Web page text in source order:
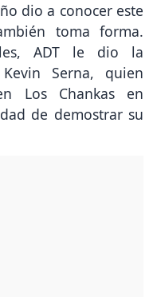
dio a conocer este
toma forma.
ADT le dio la
Serna, quien
Los Chankas en
de demostrar su